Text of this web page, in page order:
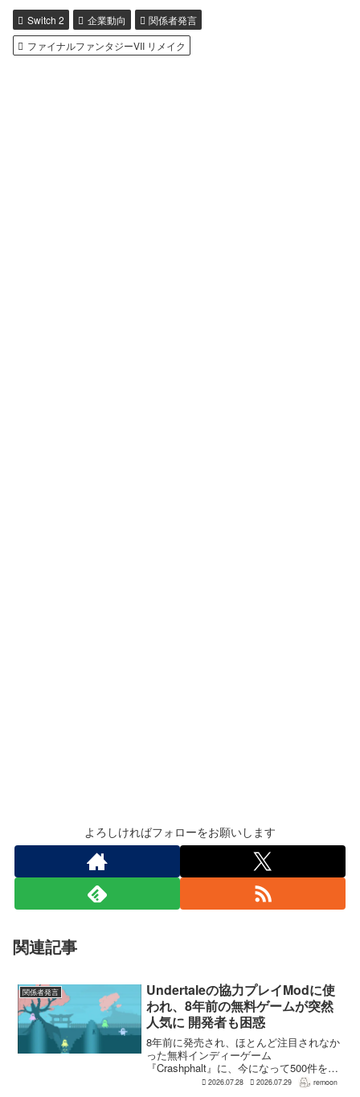
Switch 2 企業動向
関係者発言
ファイナルファンタジーVII リメイク
よろしければフォローをお願いします
関連記事
関係者発言
Undertaleの協力プレイModに使
われ、8年前の無料ゲームが突然
人気に 開発者も困惑
8年前に発売され、ほとんど注目されなか
った無料インディーゲーム
『Crashphalt』に、今になって500件を超
えるレビューが集まっている。しかし、
2026.07.28 2026.07.29 remoon